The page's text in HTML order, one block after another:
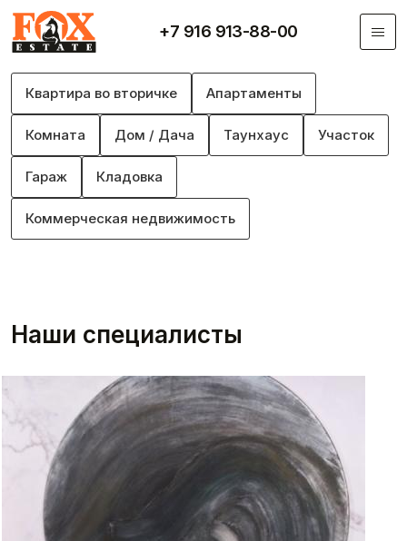
Перейти к основному содержанию
+7 916 913-88-00
Квартира во вторичке Апартаменты
Комната Дом / Дача Таунхаус Участок
Гараж Кладовка
Коммерческая недвижимость
Наши специалисты